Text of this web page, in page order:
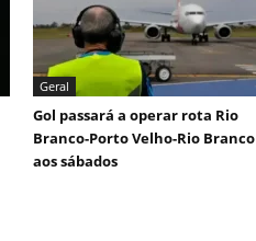
Geral
Gol passará a operar rota Rio
Branco-Porto Velho-Rio Branco
aos sábados